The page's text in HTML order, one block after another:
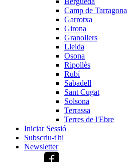
Camp de Tarragona
Garrotxa
Girona
Granollers
Lleida
Osona
Ripollès
Rubí
Sabadell
Sant Cugat
Solsona
Terrassa
Terres de l'Ebre
Iniciar Sessió
Subscriu-t'hi
Newsletter